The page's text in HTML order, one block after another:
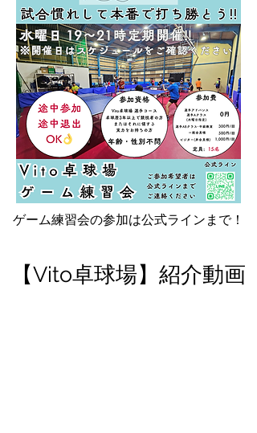
​ゲーム練習会の参加は公式ラインまで！
【Vito卓球場】紹介動画